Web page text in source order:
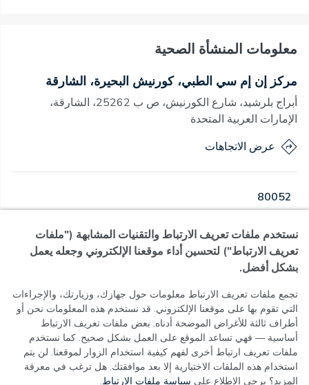
معلومات المنشأة الصحية
مركز إن إم سي الطبي، كورنيش البحيرة، الشارقة
أبراج بلرشيد، شارع الكورنيش، ص ب 25262، الشارقة،
الإمارات العربية المتحدة
عرض الاتجاهات
80052
مفتوح · مفتوح اليوم,
08:00 - 22:00
سياسة الخصوصية
شروط الاستخدام
سياسة ملفات تعريف الارتباط
إعدادات ملفات تعريف الارتباط
نستخدم ملفات تعريف الارتباط والتقنيات المشابهة ("ملفات
تعريف الارتباط") لتحسين أداء موقعنا الإلكتروني وجعله يعمل
بشكل أفضل.
تجمع ملفات تعريف الارتباط معلومات حول جهازك، وزيارتك، والإجراءات
التي تقوم بها على موقعنا الإلكتروني. قد نستخدم هذه المعلومات نحن أو
أطراف ثالثة للأغراض الموضحة أدناه. بعض ملفات تعريف الارتباط
أساسية — فهي تساعد الموقع على العمل بشكل صحيح. كما نستخدم
ملفات تعريف ارتباط أخرى لفهم كيفية استخدام الزوار لموقعنا. لن يتم
استخدام هذه الملفات الاختيارية إلا بعد موافقتك. هل ترغب في معرفة
المزيد؟ يرجى الاطلاع على سياسة ملفات الارتباط.